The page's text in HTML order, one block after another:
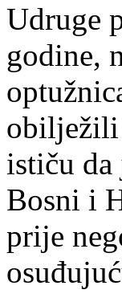
Udruge
godine,
obilježili
ističu da
Bosni i
prije